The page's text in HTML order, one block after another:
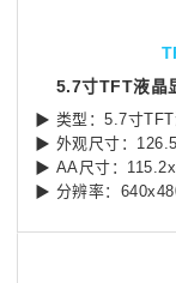
5.7寸TFT液晶
▶ 类型：5.7寸
▶ 外观尺寸：
▶ AA尺寸：
▶ 分辨率：